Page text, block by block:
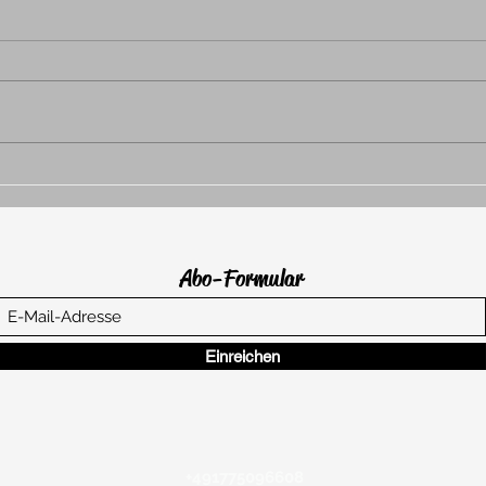
WurzelKraft
Abo-Formular
Einreichen